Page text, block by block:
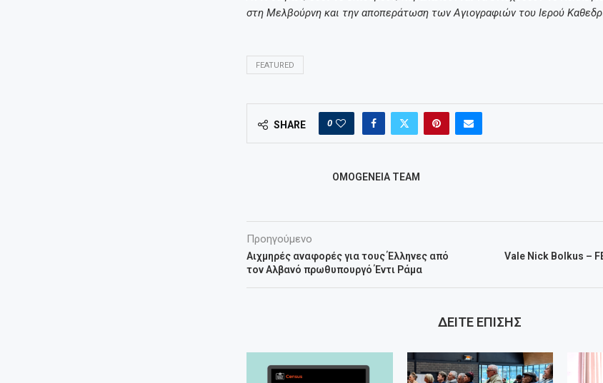
στη Μελβούρνη και την αποπεράτωση των Αγιογραφιών του Ιερού
FEATURED
SHARE 0
OMOGENEIA TEAM
Προηγούμενο
Αιχμηρές αναφορές για τους Έλληνες από
τον Αλβανό πρωθυπουργό Έντι Ράμα
Vale Nick Bolkus –
ΔΕΙΤΕ ΕΠΙΣΗΣ